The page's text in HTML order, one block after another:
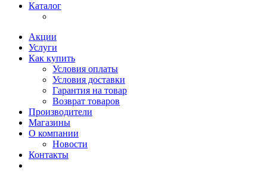
Каталог
Акции
Услуги
Как купить
Условия оплаты
Условия доставки
Гарантия на товар
Возврат товаров
Производители
Магазины
О компании
Новости
Контакты